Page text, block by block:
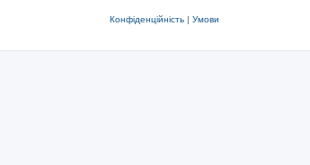
Конфіденційність | Умови